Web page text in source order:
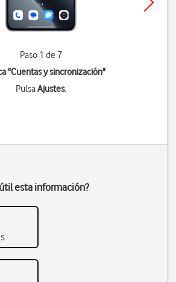
Paso 1 de 7
"Cuentas y sincronización"
PulsaAjustes.
esta información?